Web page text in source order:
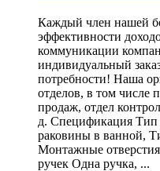
Каждый член нашей
эффективности
коммуникации
индивидуальный
потребности! Наша
отделов, в том числе
продаж, отдел
д. Спецификация Тип
раковины в ванной,
Монтажные
ручек Одна ручка, ...